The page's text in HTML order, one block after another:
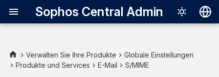
Sophos Central Admin
English
S/MIME-Einstellungen
Verwalten Sie Ihre Produkte
Globale Einstellungen
Produkte und Services
E-Mail S/MIME